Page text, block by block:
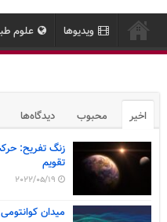
ویدیوها علوم
اخیر محبوب دیدگاه‌ها
زنگ تفریح:
تقویم
2022/05/19
میدان